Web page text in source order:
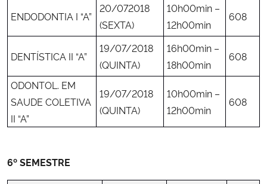
ENDODONTIA I “A”
20/072018
(SEXTA)
10h00min –
12h00min
608
DENTÍSTICA II “A”
19/07/2018
(QUINTA)
16h00min –
18h00min
608
ODONTOL. EM
SAUDE COLETIVA
II “A”
19/07/2018
(QUINTA)
10h00min –
12h00min
608
6º SEMESTRE